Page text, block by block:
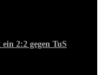
2:2 gegen TuS